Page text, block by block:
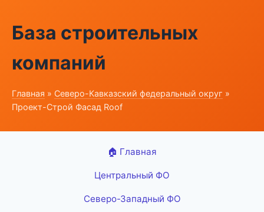
База строительных
компаний
Главная » Северо-Кавказский федеральный округ »
Проект-Строй Фасад Roof
🏠 Главная
Центральный ФО
Северо-Западный ФО